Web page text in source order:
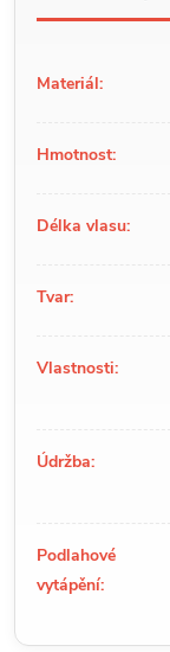
Materiál:
Hmotnost:
Délka vlasu:
Tvar:
Vlastnosti:
Údržba:
Podlahové
vytápění: